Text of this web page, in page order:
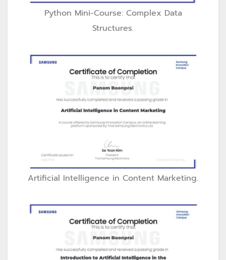
Python Mini-Course: Complex Data
Structures.
Artificial Intelligence in Content Marketing.